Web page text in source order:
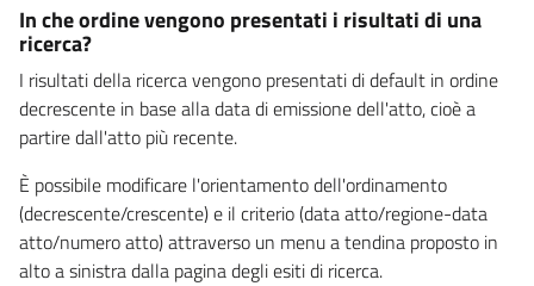
In che ordine vengono presentati i risultati di una
ricerca?
I risultati della ricerca vengono presentati di default in ordine
decrescente in base alla data di emissione dell'atto, cioè a
partire dall'atto più recente.
È possibile modificare l'orientamento dell'ordinamento
(decrescente/crescente) e il criterio (data atto/regione-data
atto/numero atto) attraverso un menu a tendina proposto in
alto a sinistra dalla pagina degli esiti di ricerca.